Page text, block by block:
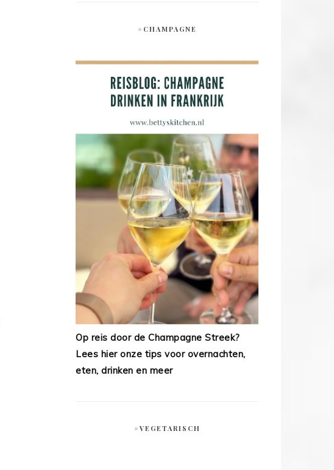
#CHAMPAGNE
Op reis door de Champagne Streek?
Lees hier onze tips voor overnachten,
eten, drinken en meer
#VEGETARISCH